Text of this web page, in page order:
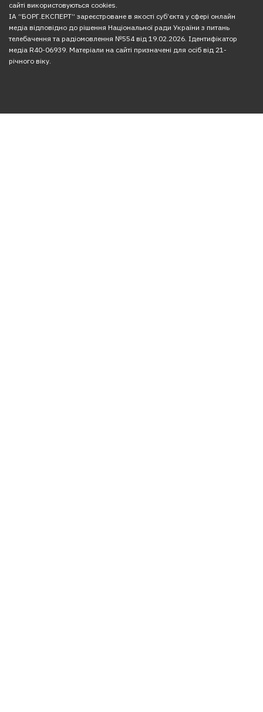
сайті використовуються cookies.
ІА “БОРГ.ЕКСПЕРТ” зареєстроване в якості суб’єкта у сфері онлайн
медіа відповідно до рішення Національної ради України з питань
телебачення та радіомовлення №554 від 19.02.2026. Ідентифікатор
медіа R40-06939. Матеріали на сайті призначені для осіб від 21-
річного віку.